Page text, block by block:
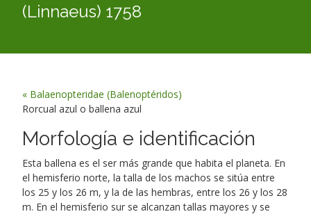
(Linnaeus) 1758
« Balaenopteridae (Balenoptéridos)
Rorcual azul o ballena azul
Morfología e identificación
Esta ballena es el ser más grande que habita el planeta. En
el hemisferio norte, la talla de los machos se sitúa entre
los 25 y los 26 m, y la de las hembras, entre los 26 y los 28
m. En el hemisferio sur se alcanzan tallas mayores y se